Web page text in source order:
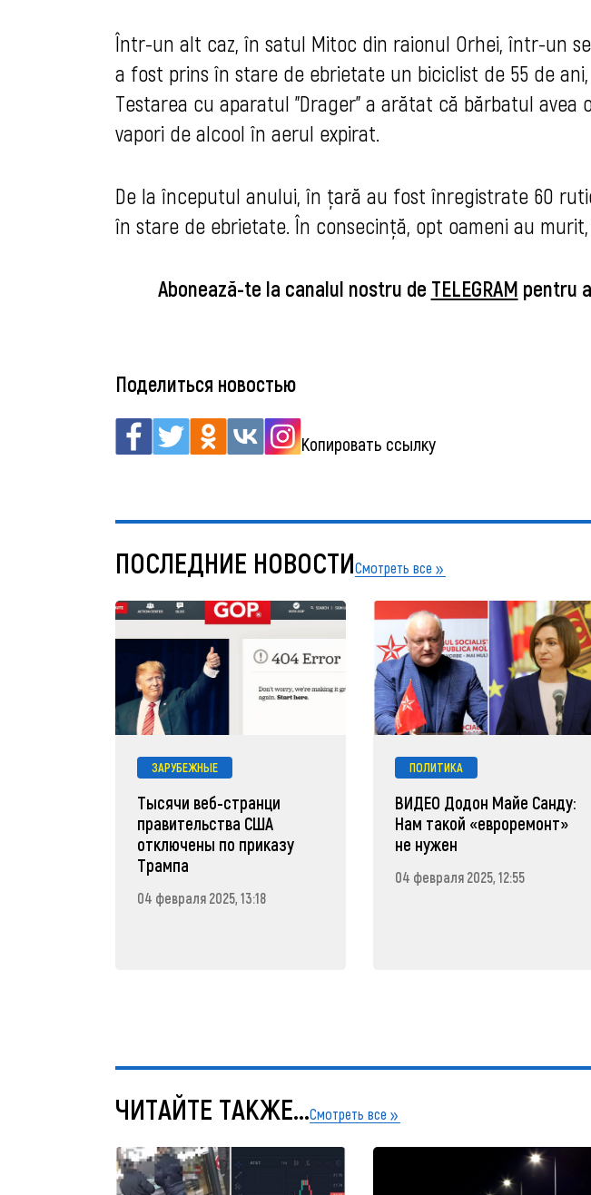
Într-un alt caz, în satul Mitoc din raionul Orhei, într-un
a fost prins în stare de ebrietate un biciclist de 55 de
Testarea cu aparatul ”Drager” a arătat că bărbatul
vapori de alcool în aerul expirat.
De la începutul anului, în țară au fost înregistrate 60
în stare de ebrietate. În consecință, opt oameni au
Abonează-te la canalul nostru de TELEGRAM pentru
Поделиться новостью
Копировать ссылку
ПОСЛЕДНИЕ НОВОСТИСмотреть все
ЗАРУБЕЖНЫЕ
Тысячи веб-странци
правительства США
отключены по приказу
Трампа
04 февраля 2025, 13:18
ПОЛИТИКА
ВИДЕО Додон Майе Санду:
Нам такой «евроремонт»
не нужен
04 февраля 2025, 12:55
ЧИТАЙТЕ ТАКЖЕ...Смотреть все